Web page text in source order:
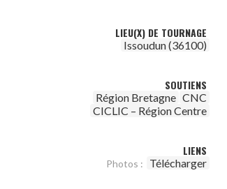
LIEU(X) DE TOURNAGE
Issoudun (36100)
SOUTIENS
Région Bretagne CNC
CICLIC – Région Centre
LIENS
Photos : Télécharger